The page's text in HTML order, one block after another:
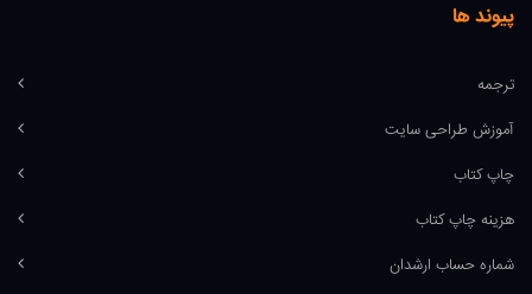
پیوند ها
ترجمه
آموزش طراحی سایت
چاپ کتاب
هزینه چاپ کتاب
شماره حساب ارشدان